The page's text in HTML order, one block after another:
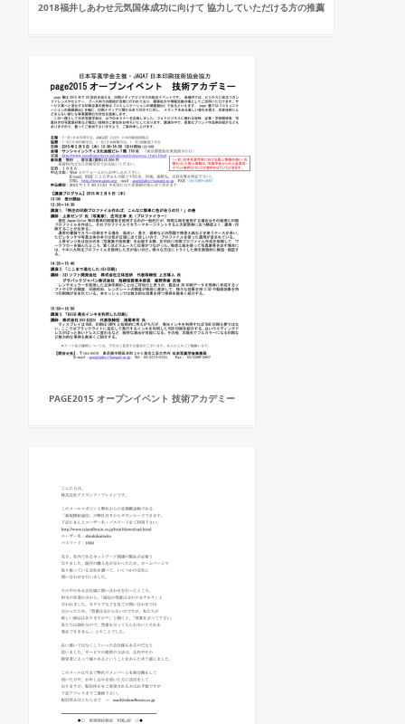
2018福井しあわせ元気国体成功に向けて 協力していただける方の推薦
PAGE2015 オープンイベント 技術アカデミー